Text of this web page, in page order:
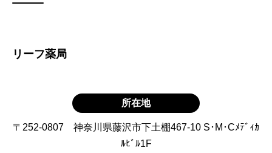
リーフ薬局
所在地
〒252-0807 神奈川県藤沢市下土棚467-10 S･M･Cﾒﾃﾞｨｶ
ﾙﾋﾞﾙ1F